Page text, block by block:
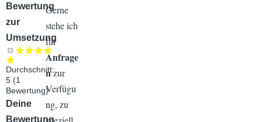
Bewertung
zur
Umsetzung
Durchschnitt:
5 (1
Bewertung)
Audiodatei
Deine
Bewertung
Gerne
stehe ich
für
Anfrage
nzur
Verfügu
ng, zu